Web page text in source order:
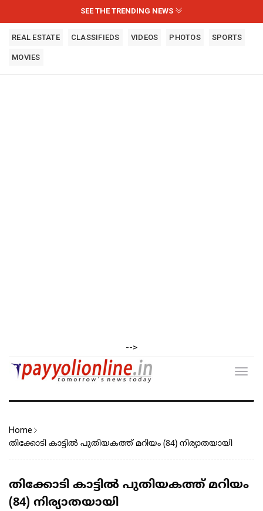
SEE THE TRENDING NEWS
REAL ESTATE CLASSIFIEDS VIDEOS PHOTOS SPORTS
MOVIES
-->
Home
തിക്കോടി കാട്ടിൽ പുതിയകത്ത് മറിയം (84) നിര്യാതയായി
തിക്കോടി കാട്ടിൽ പുതിയകത്ത് മറിയം
(84) നിര്യാതയായി